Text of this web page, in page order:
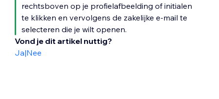
rechtsboven op je profielafbeelding of initialen
te klikken en vervolgens de zakelijke e-mail te
selecteren die je wilt openen.
Vond je dit artikel nuttig?
Ja|Nee